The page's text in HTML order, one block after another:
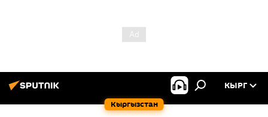
Кыргызстан
КЫРГ